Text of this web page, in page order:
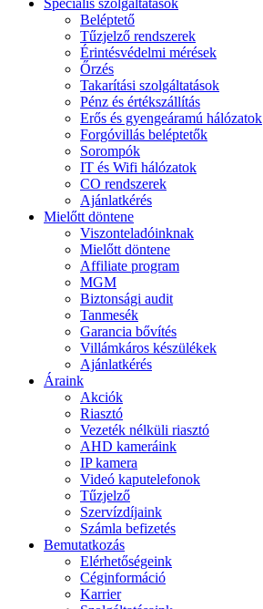
Speciális szolgáltatások
Beléptető
Tűzjelző rendszerek
Érintésvédelmi mérések
Őrzés
Takarítási szolgáltatások
Pénz és értékszállítás
Erős és gyengeáramú hálózatok
Forgóvillás beléptetők
Sorompók
IT és Wifi hálózatok
CO rendszerek
Ajánlatkérés
Mielőtt döntene
Viszonteladóinknak
Mielőtt döntene
Affiliate program
MGM
Biztonsági audit
Tanmesék
Garancia bővítés
Villámkáros készülékek
Ajánlatkérés
Áraink
Akciók
Riasztó
Vezeték nélküli riasztó
AHD kameráink
IP kamera
Videó kaputelefonok
Tűzjelző
Szervízdíjaink
Számla befizetés
Bemutatkozás
Elérhetőségeink
Céginformáció
Karrier